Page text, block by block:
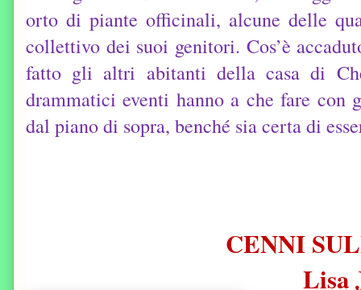
orto di piante officinali, alcune delle
collettivo dei suoi genitori. Cos’è
fatto gli altri abitanti della casa di
drammatici eventi hanno a che fare
dal piano di sopra, benché sia certa di
CENNI
Lisa